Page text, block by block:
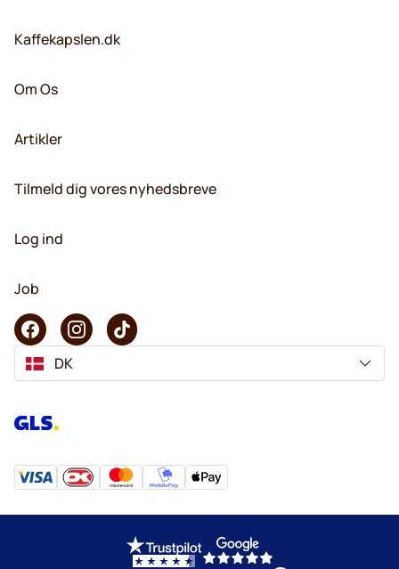
Kaffekapslen.dk
Om Os
Artikler
Tilmeld dig vores nyhedsbreve
Log ind
Job
DK